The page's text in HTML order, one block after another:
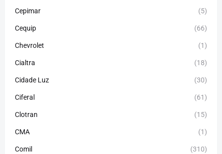
Cepimar (5)
Cequip (66)
Chevrolet (1)
Cialtra (18)
Cidade Luz (30)
Ciferal (61)
Clotran (15)
CMA (1)
Comil (310)